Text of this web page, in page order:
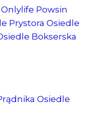
Onlylife Powsin
Prystora Osiedle
Bokserska
Osiedle